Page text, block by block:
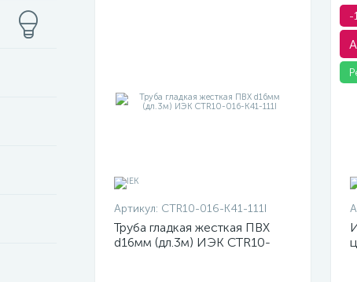
Артикул: CTR10-016-K41-111I
Труба гладкая жесткая ПВХ
d16мм (дл.3м) ИЭК CTR10-
-